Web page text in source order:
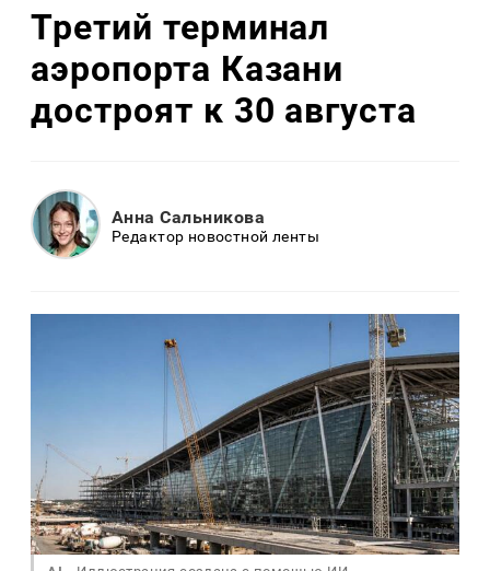
Третий терминал
аэропорта Казани
достроят к 30 августа
Анна Сальникова
Редактор новостной ленты